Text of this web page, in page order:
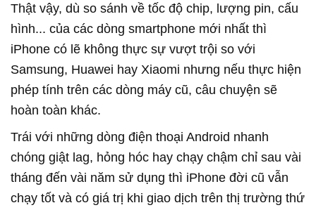
Thật vậy, dù so sánh về tốc độ chip, lượng pin, cấu
hình... của các dòng smartphone mới nhất thì
iPhone có lẽ không thực sự vượt trội so với
Samsung, Huawei hay Xiaomi nhưng nếu thực hiện
phép tính trên các dòng máy cũ, câu chuyện sẽ
hoàn toàn khác.
Trái với những dòng điện thoại Android nhanh
chóng giật lag, hỏng hóc hay chạy chậm chỉ sau vài
tháng đến vài năm sử dụng thì iPhone đời cũ vẫn
chạy tốt và có giá trị khi giao dịch trên thị trường thứ